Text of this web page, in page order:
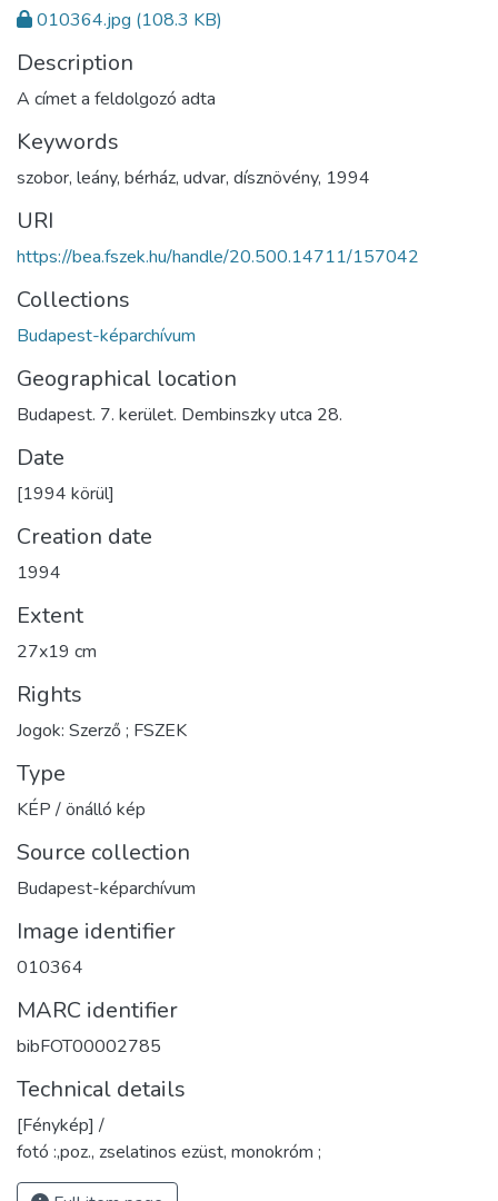
010364.jpg (108.3 KB)
Description
A címet a feldolgozó adta
Keywords
szobor, leány, bérház, udvar, dísznövény, 1994
URI
https://bea.fszek.hu/handle/20.500.14711/157042
Collections
Budapest-képarchívum
Geographical location
Budapest. 7. kerület. Dembinszky utca 28.
Date
[1994 körül]
Creation date
1994
Extent
27x19 cm
Rights
Jogok: Szerző ; FSZEK
Type
KÉP / önálló kép
Source collection
Budapest-képarchívum
Image identifier
010364
MARC identifier
bibFOT00002785
Technical details
[Fénykép] /
fotó :,poz., zselatinos ezüst, monokróm ;